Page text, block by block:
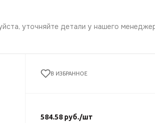
уточняйте детали у нашего
В ИЗБРАННОЕ
584.58руб./шт